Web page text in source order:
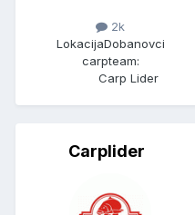
2k
LokacijaDobanovci
carpteam:
Carp Lider
Carplider